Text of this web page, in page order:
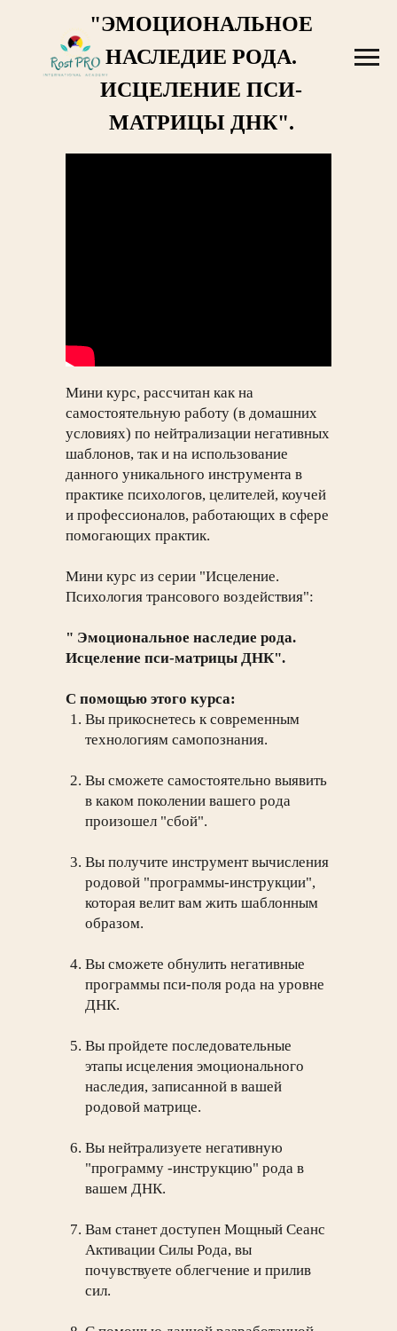
Мини курс, рассчитан как на
самостоятельную работу (в домашних
условиях) по нейтрализации негативных
шаблонов, так и на использование
данного уникального инструмента в
практике психологов, целителей, коучей
и профессионалов, работающих в сфере
помогающих практик.
Мини курс из серии "Исцеление.
Психология трансового воздействия":
" Эмоциональное наследие рода.
Исцеление пси-матрицы ДНК".
С помощью этого курса:
Вы прикоснетесь к современным
технологиям самопознания.
Вы сможете самостоятельно выявить
в каком поколении вашего рода
произошел "сбой".
Вы получите инструмент вычисления
родовой "программы-инструкции",
которая велит вам жить шаблонным
образом.
Вы сможете обнулить негативные
программы пси-поля рода на уровне
ДНК.
Вы пройдете последовательные
этапы исцеления эмоционального
наследия, записанной в вашей
родовой матрице.
Вы нейтрализуете негативную
"программу -инструкцию" рода в
вашем ДНК.
Вам станет доступен Мощный Сеанс
Активации Силы Рода, вы
почувствуете облегчение и прилив
сил.
"ЭМОЦИОНАЛЬНОЕ
НАСЛЕДИЕ РОДА.
ИСЦЕЛЕНИЕ ПСИ-
МАТРИЦЫ ДНК".